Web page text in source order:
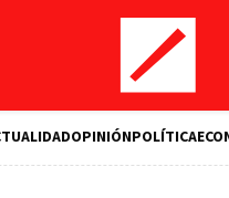
OPINIÓNPOLÍTICA